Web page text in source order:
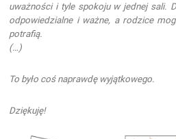
uważności i tyle spokoju w jednej sali.
odpowiedzialne i ważne, a rodzice
potrafią.
(…)
To było coś naprawdę wyjątkowego.
Dziękuję!